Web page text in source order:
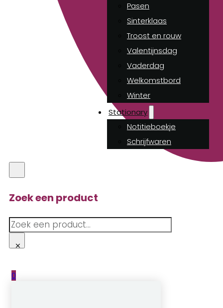
Pasen
Sinterklaas
Troost en rouw
Valentijnsdag
Vaderdag
Welkomstbord
Winter
Stationary
Notitieboekje
Schrijfwaren
Zoek een product
Zoeken
×
0